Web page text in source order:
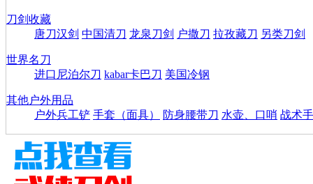
刀剑收藏
唐刀汉剑 中国清刀 龙泉刀剑 户撒刀 拉孜藏刀 另类刀剑
世界名刀
进口尼泊尔刀 kabar卡巴刀 美国冷钢
其他户外用品
户外兵工铲 手套（面具） 防身腰带刀 水壶、口哨 战术